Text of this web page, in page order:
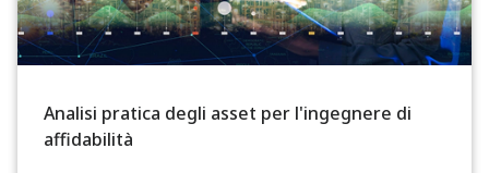
Analisi pratica degli asset per l'ingegnere di
affidabilità